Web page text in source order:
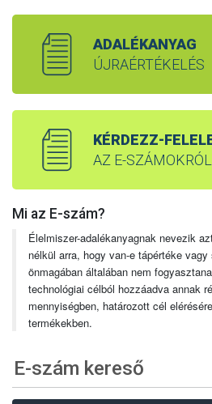
ADALÉKANYAG
ÚJRAÉRTÉKELÉS
KÉRDEZZ-
AZ E-SZÁMOKRÓL
Mi az E-szám?
Élelmiszer-adalékanyagnak nevezik
nélkül arra, hogy van-e tápértéke
önmagában általában nem
technológiai célból hozzáadva annak
mennyiségben, határozott cél
termékekben.
E-szám kereső